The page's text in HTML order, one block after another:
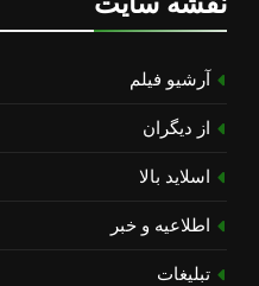
آرشیو فیلم
از دیگران
اسلاید بالا
اطلاعیه و خبر
تبلیغات